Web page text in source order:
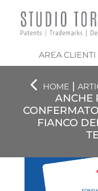
AREA CLIENTI
HOME |
ANCHE
FIANCO